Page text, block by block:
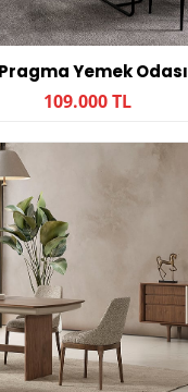
Pragma Yemek Odası
109.000 TL